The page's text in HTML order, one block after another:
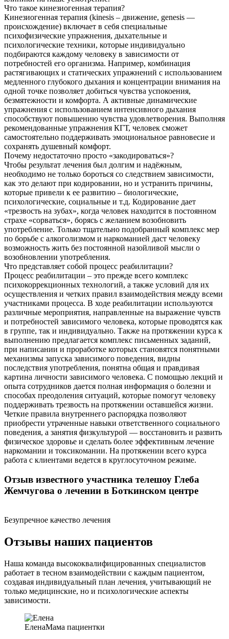
Что такое кинезиогенная терапия?
Кинезиогенная терапия (kinesis – движение, genesis —
происхождение) включает в себя специальные
психофизические упражнения, дыхательные и
психологические техники, которые индивидуально
подбираются каждому человеку в зависимости от
потребностей его организма. Например, комбинация
растягивающих и статических упражнений с использованием
медленного глубокого дыхания и концентрации внимания на
одной точке позволяет добиться чувства успокоения,
безмятежности и комфорта. А активные динамические
упражнения с использованием интенсивного дыхания
способствуют повышению чувства удовлетворения. Выполняя
рекомендованные упражнения КГТ, человек сможет
самостоятельно поддерживать эмоциональное равновесие и
сохранять душевный комфорт.
Почему недостаточно просто «закодироваться»?
Чтобы результат лечения был долгим и надёжным,
необходимо не только бороться со следствием зависимости,
как это делают при кодировании, но и устранить причины,
которые привели к ее развитию – биологические,
психологические, социальные и т.д. Кодирование дает
«трезвость на зубах», когда человек находится в постоянном
страхе «сорваться», борясь с желанием возобновить
употребление. Только тщательно подобранный комплекс мер
по борьбе с алкоголизмом и наркоманией даст человеку
возможность жить без постоянной назойливой мысли о
возобновлении употребления.
Что представляет собой процесс реабилитации?
Процесс реабилитации – это прежде всего комплекс
психокоррекционных технологий, а также условий для их
осуществления и четких правил взаимодействия между всеми
участниками процесса. В ходе реабилитации используются
различные мероприятия, направленные на выражение чувств
и потребностей зависимого человека, которые проводятся как
в группе, так и индивидуально. Также на протяжении курса к
выполнению предлагается комплекс письменных заданий,
при написании и проработке которых становятся понятными
механизмы запуска зависимого поведения, видны
последствия употребления, понятна общая и правдивая
картина личности зависимого человека. С помощью лекций и
опыта сотрудников дается полная информация о болезни и
способах преодоления ситуаций, которые помогут человеку
поддерживать трезвость на протяжении оставшейся жизни.
Четкие правила внутреннего распорядка позволяют
приобрести утраченные навыки ответственного социального
поведения, а занятия физкультурой — восстановить и развить
физическое здоровье и сделать более эффективным лечение
наркомании и токсикомании. На протяжении всего курса
работа с клиентами ведется в круглосуточном режиме.
Отзыв известного участника телешоу Глеба
Жемчугова о лечении в Боткинском центре
Безупречное качество лечения
Отзывы наших пациентов
Наша команда высококвалифицированных специалистов
работает в тесном взаимодействии с каждым пациентом,
создавая индивидуальный план лечения, учитывающий не
только медицинские, но и психологические аспекты
зависимости.
ЕленаМама пациентки